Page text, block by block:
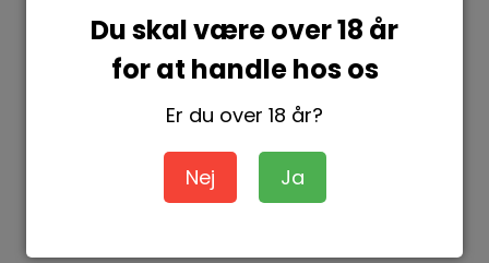
Du skal være over 18 år
for at handle hos os
Er du over 18 år?
Nej Ja